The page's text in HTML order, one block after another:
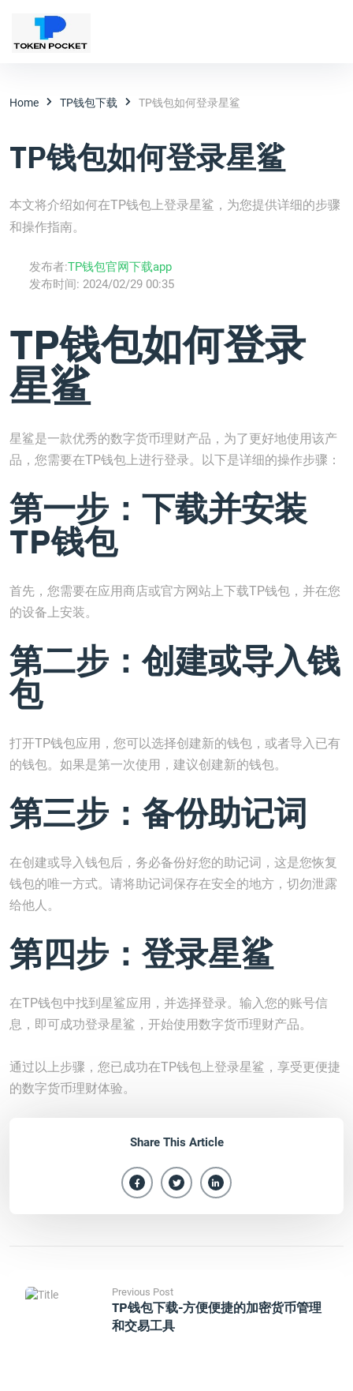
Home TP钱包下载 TP钱包如何登录星鲨
TP钱包如何登录星鲨
本文将介绍如何在TP钱包上登录星鲨，为您提供详细的步骤
和操作指南。
发布者:TP钱包官网下载app
发布时间: 2024/02/29 00:35
TP钱包如何登录
星鲨
星鲨是一款优秀的数字货币理财产品，为了更好地使用该产
品，您需要在TP钱包上进行登录。以下是详细的操作步骤：
第一步：下载并安装
TP钱包
首先，您需要在应用商店或官方网站上下载TP钱包，并在您
的设备上安装。
第二步：创建或导入钱
包
打开TP钱包应用，您可以选择创建新的钱包，或者导入已有
的钱包。如果是第一次使用，建议创建新的钱包。
第三步：备份助记词
在创建或导入钱包后，务必备份好您的助记词，这是您恢复
钱包的唯一方式。请将助记词保存在安全的地方，切勿泄露
给他人。
第四步：登录星鲨
在TP钱包中找到星鲨应用，并选择登录。输入您的账号信
息，即可成功登录星鲨，开始使用数字货币理财产品。
通过以上步骤，您已成功在TP钱包上登录星鲨，享受更便捷
的数字货币理财体验。
Share This Article
Previous Post
TP钱包下载-方便便捷的加密货币管理
和交易工具